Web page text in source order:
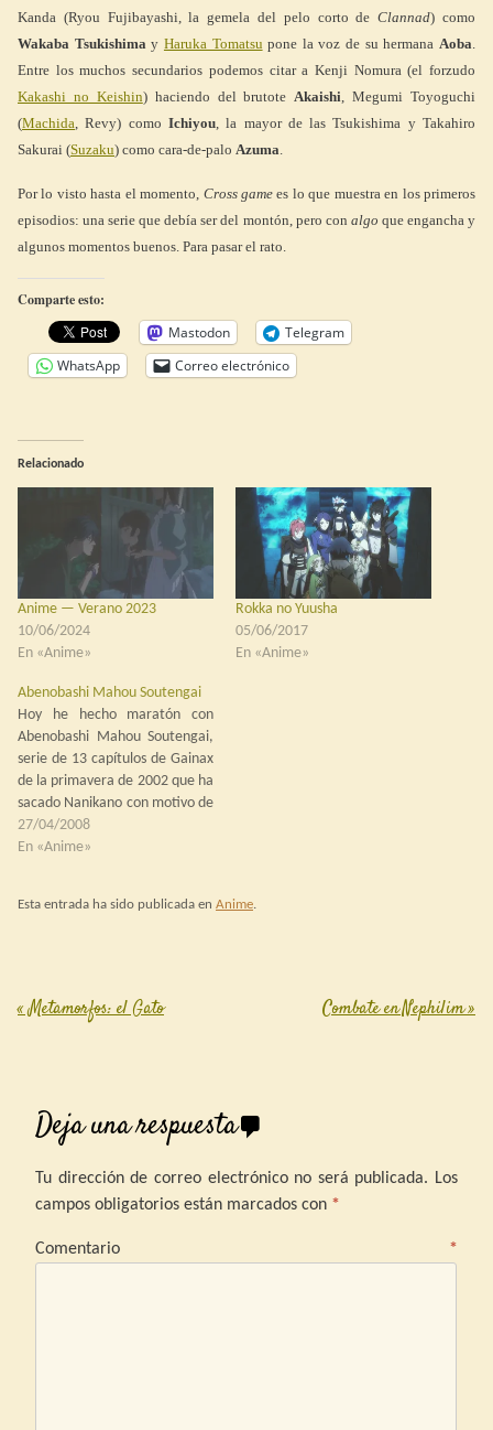
Kanda (Ryou Fujibayashi, la gemela del pelo corto deClannad) como
Wakaba Tsukishima y Haruka Tomatsu pone la voz de su hermana Aoba
Entre los muchos secundarios podemos citar a Kenji Nomura (el forzudo
Kakashi no Keishin) haciendo del brutote Akaishi , Megumi Toyoguchi
(Machida , Revy) como Ichiyou, la mayor de las Tsukishima y Takahiro
Sakurai (Suzaku) como cara-de-palo Azuma
Por lo visto hasta el momento, Cross game es lo que muestra en los primeros
episodios: una serie que debía ser del montón, pero con algo que engancha y
algunos momentos buenos. Para pasar el rato.
Comparte esto:
Mastodon
Telegram
WhatsApp
Correo electrónico
Relacionado
Anime — Verano 2023
10/06/2024
En «Anime»
Rokka no Yuusha
05/06/2017
En «Anime»
Abenobashi Mahou Soutengai
Hoy he hecho maratón con
Abenobashi Mahou Soutengai,
serie de 13 capítulos de Gainax
de la primavera de 2002 que ha
sacado Nanikano con motivo de
su cuarto aniversario. La serie
es un dramón… bueno, no, la
los dos chavales…
27/04/2008
En «Anime»
Esta entrada ha sido publicada en Anime.
Post navigation
«Metamorfos: el Gato Combate en Nephilim»
Deja una respuesta
Tu dirección de correo electrónico no será publicada. Los
campos obligatorios están marcados con *
Comentario *